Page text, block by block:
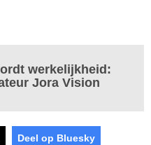
werkelijkheid:
Jora Vision
Deel op Bluesky